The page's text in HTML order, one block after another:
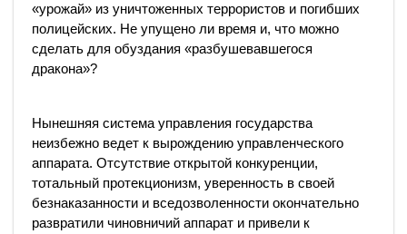
«урожай» из уничтоженных террористов и погибших
полицейских. Не упущено ли время и, что можно
сделать для обуздания «разбушевавшегося
дракона»?
Нынешняя система управления государства
неизбежно ведет к вырождению управленческого
аппарата. Отсутствие открытой конкуренции,
тотальный протекционизм, уверенность в своей
безнаказанности и вседозволенности окончательно
развратили чиновничий аппарат и привели к